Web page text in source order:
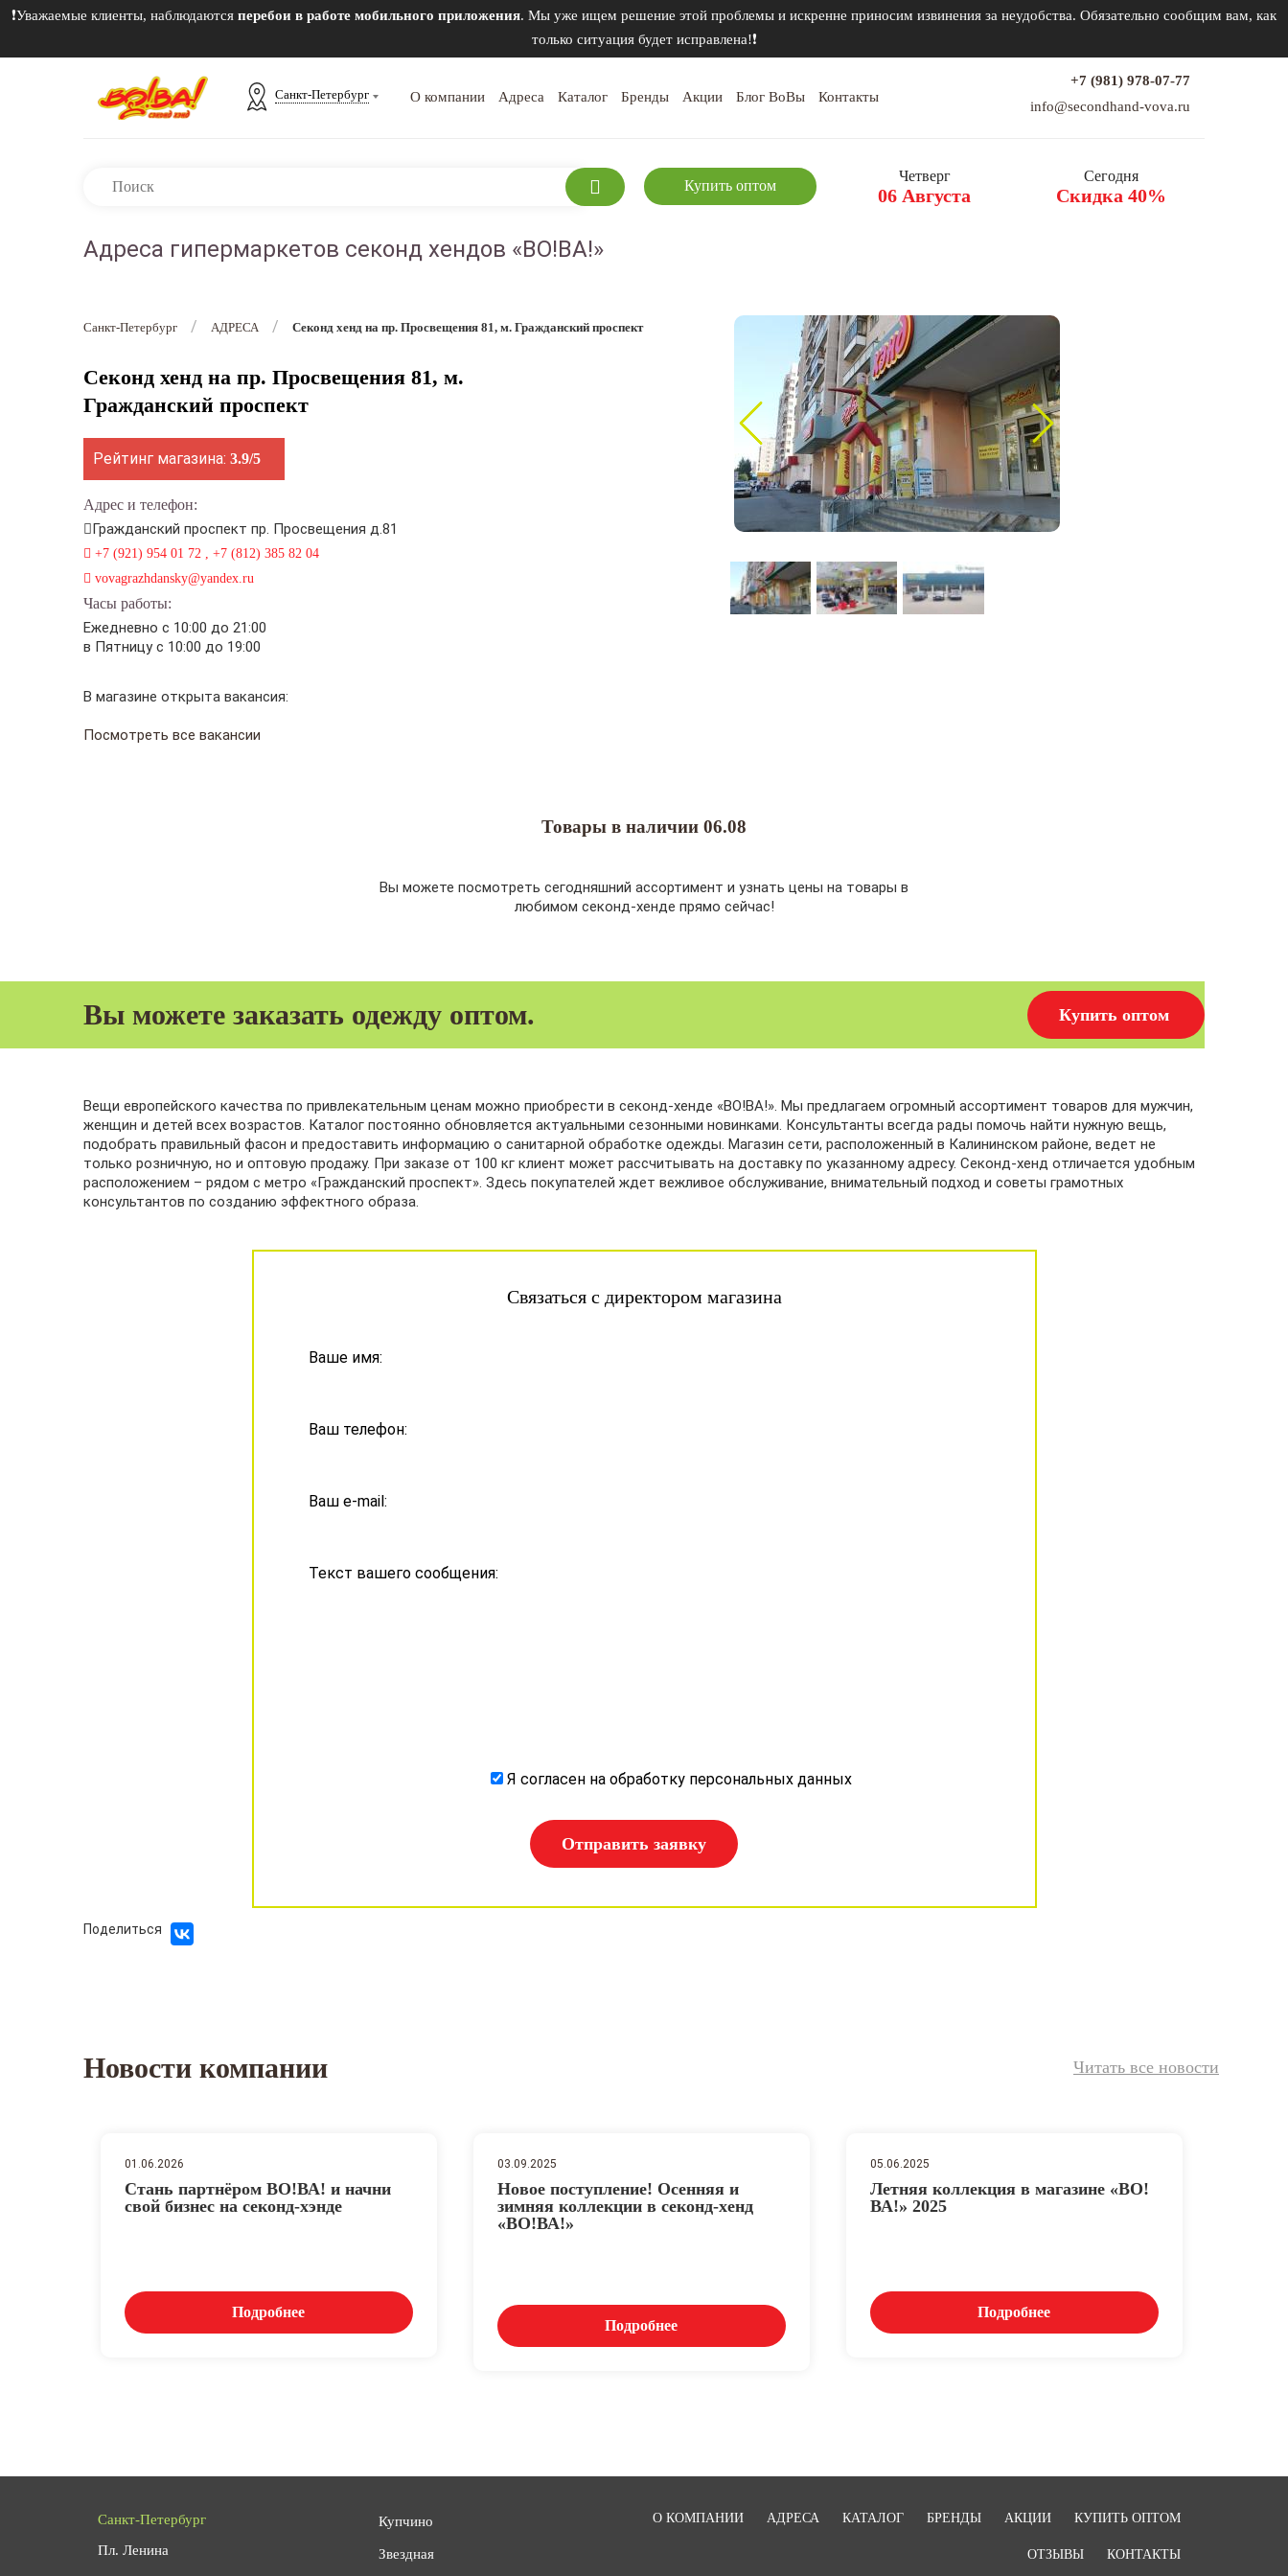
❗Уважаемые клиенты, наблюдаются перебои в работе мобильного приложения. Мы уже ищем решение этой проблемы и искренне приносим извинения за неудобства. Обязательно сообщим вам, как
только ситуация будет исправлена!❗
Санкт-Петербург О компании Адреса Каталог Бренды Акции Блог ВоВы Контакты
+7 (981) 978-07-77
info@secondhand-vova.ru
Купить оптом
Четверг
06 Августа
Сегодня
Скидка 40%
Адреса гипермаркетов секонд хендов «ВО!ВА!»
Санкт-Петербург / АДРЕСА / Секонд хенд на пр. Просвещения 81, м. Гражданский проспект
Секонд хенд на пр. Просвещения 81, м.
Гражданский проспект
Рейтинг магазина: 3.9/5
Адрес и телефон:
Гражданский проспект пр. Просвещения д.81
+7 (921) 954 01 72 , +7 (812) 385 82 04
vovagrazhdansky@yandex.ru
Часы работы:
Ежедневно с 10:00 до 21:00
в Пятницу с 10:00 до 19:00
В магазине открыта вакансия:
Посмотреть все вакансии
Товары в наличии 06.08
Вы можете посмотреть сегодняшний ассортимент и узнать цены на товары в
любимом секонд-хенде прямо сейчас!
Вы можете заказать одежду оптом. Купить оптом
Вещи европейского качества по привлекательным ценам можно приобрести в секонд-хенде «ВО!ВА!». Мы предлагаем огромный ассортимент товаров для мужчин,
женщин и детей всех возрастов. Каталог постоянно обновляется актуальными сезонными новинками. Консультанты всегда рады помочь найти нужную вещь,
подобрать правильный фасон и предоставить информацию о санитарной обработке одежды. Магазин сети, расположенный в Калининском районе, ведет не
только розничную, но и оптовую продажу. При заказе от 100 кг клиент может рассчитывать на доставку по указанному адресу. Секонд-хенд отличается удобным
расположением – рядом с метро «Гражданский проспект». Здесь покупателей ждет вежливое обслуживание, внимательный подход и советы грамотных
консультантов по созданию эффектного образа.
Связаться с директором магазина
Ваше имя:
Ваш телефон:
Ваш e-mail:
Текст вашего сообщения:
Я согласен на обработку персональных данных
Отправить заявку
Поделиться
Новости компании Читать все новости
01.06.2026
Стань партнёром ВО!ВА! и начни
свой бизнес на секонд-хэнде
Подробнее
03.09.2025
Новое поступление! Осенняя и
зимняя коллекции в секонд-хенд
«ВО!ВА!»
Подробнее
05.06.2025
Летняя коллекция в магазине «ВО!
ВА!» 2025
Подробнее
Санкт-Петербург
Пл. Ленина
Купчино
Звездная
О КОМПАНИИ АДРЕСА КАТАЛОГ БРЕНДЫ АКЦИИ КУПИТЬ ОПТОМ
ОТЗЫВЫ КОНТАКТЫ